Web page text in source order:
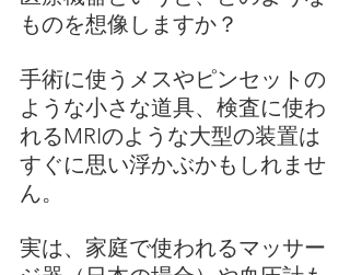
ものを想像しますか？
手術に使うメスやピンセットの
ような小さな道具、検査に使わ
れるMRIのような大型の装置は
すぐに思い浮かぶかもしれませ
ん。
実は、家庭で使われるマッサー